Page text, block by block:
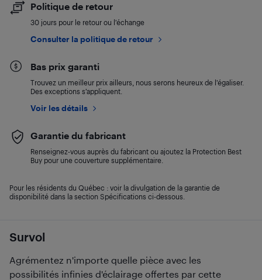
Survol
Agrémentez n'importe quelle pièce avec les
possibilités infinies d'éclairage offertes par cette
Politique de retour
30 jours pour le retour ou l’échange
Consulter la politique de retour
Bas prix garanti
Trouvez un meilleur prix ailleurs, nous serons heureux de l’égaliser.
Des exceptions s’appliquent.
Voir les détails
Garantie du fabricant
Renseignez-vous auprès du fabricant ou ajoutez la Protection Best
Buy pour une couverture supplémentaire.
Pour les résidents du Québec : voir la divulgation de la garantie de
disponibilité dans la section Spécifications ci-dessous.